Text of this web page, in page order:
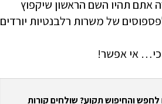
תהיו השם הראשון שיקפוץ
של משרות רלבנטיות יורדים
אי אפשר!
והחיפוש תקוע? שולחים קורות